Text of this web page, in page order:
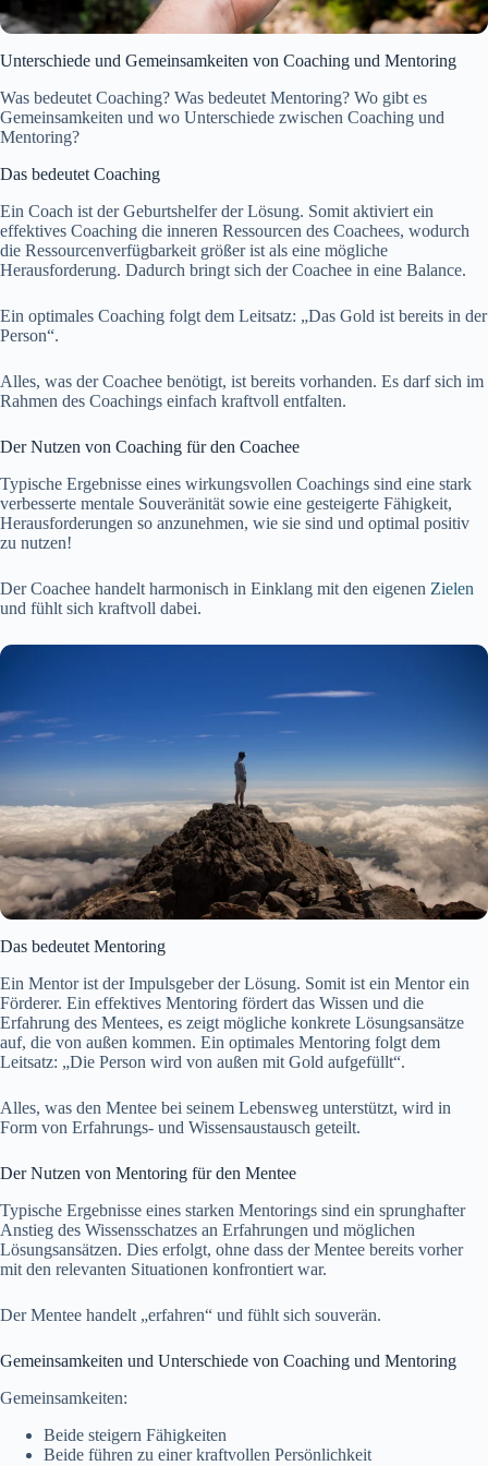
Unterschiede und Gemeinsamkeiten von Coaching und Mentoring
Was bedeutet Coaching? Was bedeutet Mentoring? Wo gibt es
Gemeinsamkeiten und wo Unterschiede zwischen Coaching und
Mentoring?
Das bedeutet Coaching
Ein Coach ist der Geburtshelfer der Lösung. Somit aktiviert ein
effektives Coaching die inneren Ressourcen des Coachees, wodurch
die Ressourcenverfügbarkeit größer ist als eine mögliche
Herausforderung. Dadurch bringt sich der Coachee in eine Balance.
Ein optimales Coaching folgt dem Leitsatz: „Das Gold ist bereits in der
Person“.
Alles, was der Coachee benötigt, ist bereits vorhanden. Es darf sich im
Rahmen des Coachings einfach kraftvoll entfalten.
Der Nutzen von Coaching für den Coachee
Typische Ergebnisse eines wirkungsvollen Coachings sind eine stark
verbesserte mentale Souveränität sowie eine gesteigerte Fähigkeit,
Herausforderungen so anzunehmen, wie sie sind und optimal positiv
zu nutzen!
Der Coachee handelt harmonisch in Einklang mit den eigenen Zielen
und fühlt sich kraftvoll dabei.
Das bedeutet Mentoring
Ein Mentor ist der Impulsgeber der Lösung. Somit ist ein Mentor ein
Förderer. Ein effektives Mentoring fördert das Wissen und die
Erfahrung des Mentees, es zeigt mögliche konkrete Lösungsansätze
auf, die von außen kommen. Ein optimales Mentoring folgt dem
Leitsatz: „Die Person wird von außen mit Gold aufgefüllt“.
Alles, was den Mentee bei seinem Lebensweg unterstützt, wird in
Form von Erfahrungs- und Wissensaustausch geteilt.
Der Nutzen von Mentoring für den Mentee
Typische Ergebnisse eines starken Mentorings sind ein sprunghafter
Anstieg des Wissensschatzes an Erfahrungen und möglichen
Lösungsansätzen. Dies erfolgt, ohne dass der Mentee bereits vorher
mit den relevanten Situationen konfrontiert war.
Der Mentee handelt „erfahren“ und fühlt sich souverän.
Gemeinsamkeiten und Unterschiede von Coaching und Mentoring
Gemeinsamkeiten:
Beide steigern Fähigkeiten
Beide führen zu einer kraftvollen Persönlichkeit